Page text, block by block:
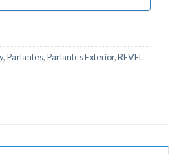
,Parlantes,Parlantes Exterior,REVEL